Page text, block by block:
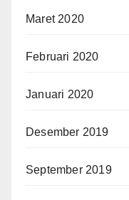
Maret 2020
Februari 2020
Januari 2020
Desember 2019
September 2019